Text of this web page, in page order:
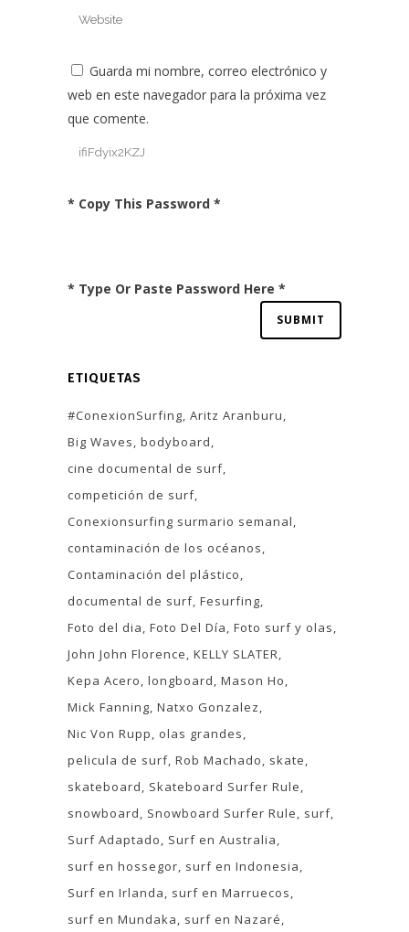
Guarda mi nombre, correo electrónico y
web en este navegador para la próxima vez
que comente.
* Copy This Password *
* Type Or Paste Password Here *
ETIQUETAS
#ConexionSurfing Aritz Aranburu
Big Waves bodyboard
cine documental de surf
competición de surf
Conexionsurfing surmario semanal
contaminación de los océanos
Contaminación del plástico
documental de surf Fesurfing
Foto del dia Foto Del Día Foto surf y olas
John John Florence KELLY SLATER
Kepa Acero longboard Mason Ho
Mick Fanning Natxo Gonzalez
Nic Von Rupp
olas grandes
pelicula de surf Rob Machado
skate
skateboard
Skateboard Surfer Rule
snowboard
Snowboard Surfer Rule
surf
Surf Adaptado
Surf en Australia
surf en hossegor surf en Indonesia
Surf en Irlanda
surf en Marruecos
surf en Mundaka
surf en Nazaré